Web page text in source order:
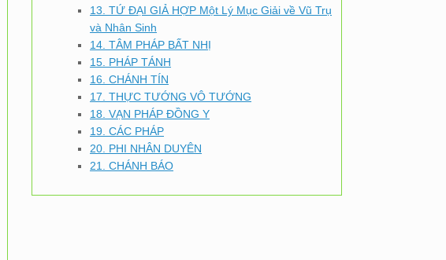
13. TỨ ĐẠI GIẢ HỢP Một Lý Mục Giải về Vũ Trụ
và Nhân Sinh
14. TÂM PHÁP BẤT NHỊ
15. PHÁP TÁNH
16. CHÁNH TÍN
17. THỰC TƯỚNG VÔ TƯỚNG
18. VẠN PHÁP ĐỒNG Y
19. CÁC PHÁP
20. PHI NHÂN DUYÊN
21. CHÁNH BÁO